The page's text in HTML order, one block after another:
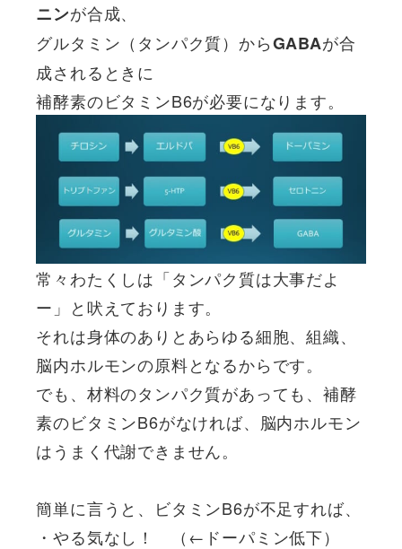
ニンが合成、
グルタミン（タンパク質）からGABAが合
成されるときに
補酵素のビタミンB6が必要になります。
常々わたくしは「タンパク質は大事だよ
ー」と吠えております。
それは身体のありとあらゆる細胞、組織、
脳内ホルモンの原料となるからです。
でも、材料のタンパク質があっても、補酵
素のビタミンB6がなければ、脳内ホルモン
はうまく代謝できません。
簡単に言うと、ビタミンB6が不足すれば、
・やる気なし！ （←ドーパミン低下）